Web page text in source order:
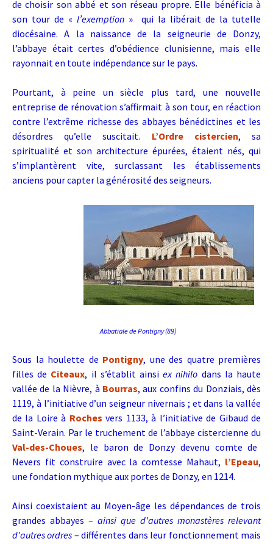
de choisir son abbé et son réseau propre. Elle bénéficia à
son tour de « l’exemption » qui la libérait de la tutelle
diocésaine. A la naissance de la seigneurie de Donzy,
l’abbaye était certes d’obédience clunisienne, mais elle
rayonnait en toute indépendance sur le pays.
Pourtant, à peine un siècle plus tard, une nouvelle
entreprise de rénovation s’affirmait à son tour, en réaction
contre l’extrême richesse des abbayes bénédictines et les
désordres qu’elle suscitait. L’Ordre cistercien, sa
spiritualité et son architecture épurées, étaient nés, qui
s’implantèrent vite, surclassant les établissements
anciens pour capter la générosité des seigneurs.
Abbatiale de Pontigny (89)
Sous la houlette de Pontigny, une des quatre premières
filles de Citeaux, il s’établit ainsiex nihilo dans la haute
vallée de la Nièvre, à Bourras, aux confins du Donziais, dès
1119, à l’initiative d’un seigneur nivernais ; et dans la vallée
de la Loire à Roches vers 1133, à l’initiative de Gibaud de
Saint-Verain. Par le truchement de l’abbaye cistercienne du
Val-des-Choues, le baron de Donzy devenu comte de
Nevers fit construire avec la comtesse Mahaut, l’Epeau,
une fondation mythique aux portes de Donzy, en 1214.
Ainsi coexistaient au Moyen-âge les dépendances de trois
grandes abbayes – ainsi que d'autres monastères relevant
d'autres ordres – différentes dans leur fonctionnement mais